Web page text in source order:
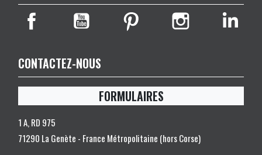
CONTACTEZ-NOUS
FORMULAIRES
1 A, RD 975
71290 La Genète - France Métropolitaine (hors Corse)